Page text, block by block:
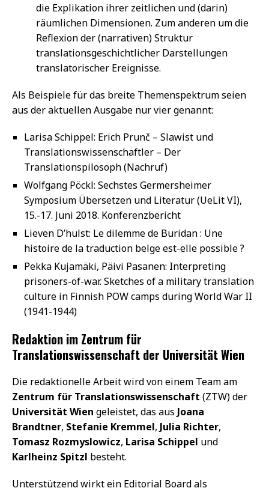
die Explikation ihrer zeitlichen und (darin)
räumlichen Dimensionen. Zum anderen um die
Reflexion der (narrativen) Struktur
translationsgeschichtlicher Darstellungen
translatorischer Ereignisse.
Als Beispiele für das breite Themenspektrum seien
aus der aktuellen Ausgabe nur vier genannt:
Larisa Schippel: Erich Prunč – Slawist und
Translationswissenschaftler – Der
Translationspilosoph (Nachruf)
Wolfgang Pöckl: Sechstes Germersheimer
Symposium Übersetzen und Literatur (UeLit VI),
15.-17. Juni 2018. Konferenzbericht
Lieven D’hulst: Le dilemme de Buridan : Une
histoire de la traduction belge est-elle possible ?
Pekka Kujamäki, Päivi Pasanen: Interpreting
prisoners-of-war. Sketches of a military translation
culture in Finnish POW camps during World War II
(1941-1944)
Redaktion im Zentrum für
Translationswissenschaft der Universität Wien
Die redaktionelle Arbeit wird von einem Team am
Zentrum für Translationswissenschaft (ZTW) der
Universität Wien geleistet, das aus Joana
Brandtner, Stefanie Kremmel, Julia Richter,
Tomasz Rozmyslowicz, Larisa Schippel und
Karlheinz Spitzl besteht.
Unterstützend wirkt ein Editorial Board als